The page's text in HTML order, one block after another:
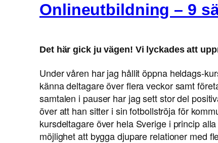
Onlineutbildning – 9
Det här gick ju vägen! Vi lyckades att
Under våren har jag hållit öppna heldags-
känna deltagare över flera veckor samt
samtalen i pauser har jag sett stor del
över att han sitter i sin fotbollströja för
kursdeltagare över hela Sverige i princip
möjlighet att bygga djupare relationer med